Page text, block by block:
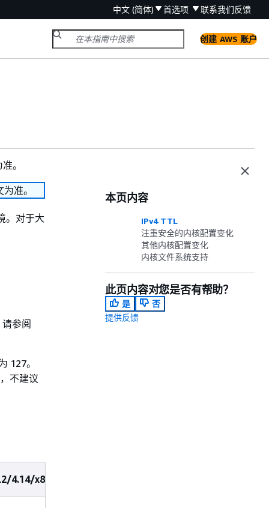
中文 (简体) 首选项 联系我们反馈
创建 AWS 账户
。
准。
。对于大
参阅
127。
不建议
4.14/x86_64
本页内容
IPv4 TTL
注重安全的内核配置变化
其他内核配置变化
内核文件系统支持
此页内容对您是否有帮助？
是
否
提供反馈